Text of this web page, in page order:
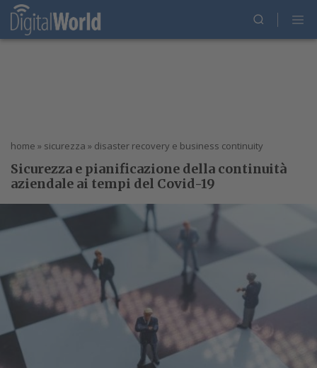
home » sicurezza » disaster recovery e business continuity
Sicurezza e pianificazione della continuità
aziendale ai tempi del Covid-19